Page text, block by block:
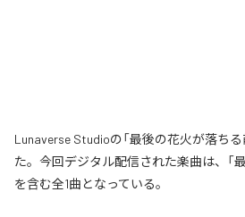
Lunaverse Studioの「最後の花火が落ち
た。今回デジタル配信された楽曲は、「
を含む全1曲となっている。